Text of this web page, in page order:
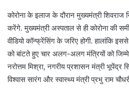
कोरोना के इलाज के दौरान मुख्यमंत्री
करेंगे. मुख्यमंत्री अस्पताल से ही कोरोना की
वीडियो कॉन्फ्रेंसिंग के जरिए होगी. हालांकि
को बांटते हुए चार अलग-अलग मंत्रियों को
नरोत्तम मिश्रा, नगरीय प्रशासन मंत्री
विश्वास सारंग और स्वास्थ्य मंत्री प्रभु राम